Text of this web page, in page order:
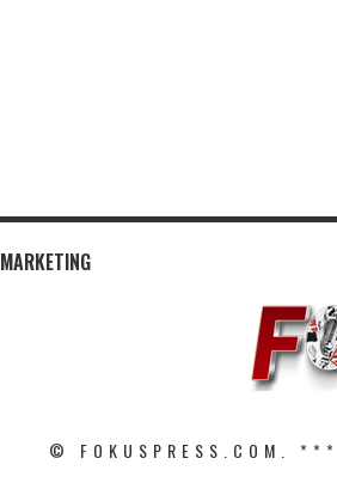
MARKETING
© FOKUSPRESS.COM. ***